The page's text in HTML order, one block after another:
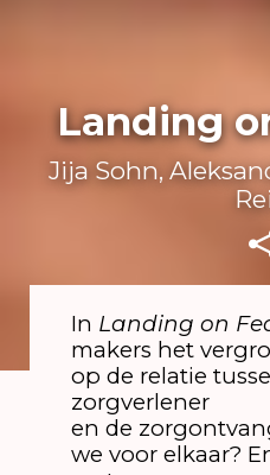
Landing
Jija Sohn,
In Landing on
makers het
op de relatie
zorgverlener
en de
we voor elkaar?